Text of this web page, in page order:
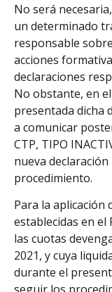
No será
un determinado
responsable
acciones
declaraciones
No obstante, en
presentada dicha
a comunicar
CTP, TIPO
nueva
procedimiento.
Para la aplicación
establecidas en el
las cuotas
2021, y cuya
durante el